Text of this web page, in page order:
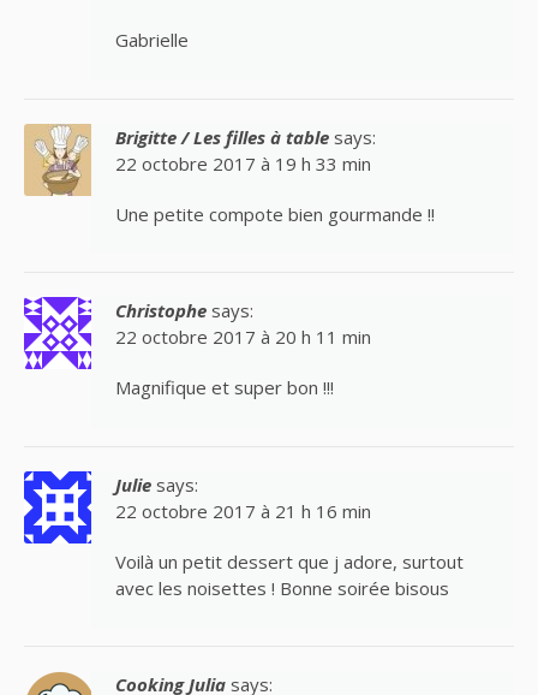
Gabrielle
Brigitte / Les filles à table says:
22 octobre 2017 à 19 h 33 min
Une petite compote bien gourmande !!
Christophe says:
22 octobre 2017 à 20 h 11 min
Magnifique et super bon !!!
Julie says:
22 octobre 2017 à 21 h 16 min
Voilà un petit dessert que j adore, surtout
avec les noisettes ! Bonne soirée bisous
Cooking Julia says: